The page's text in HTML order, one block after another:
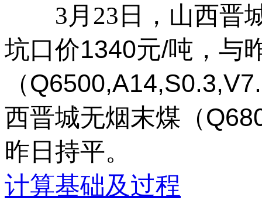
3月23日，山西晋
坑口价1340元/吨，与
（
西晋城无烟末煤 （
昨日持平。
计算基础及过程